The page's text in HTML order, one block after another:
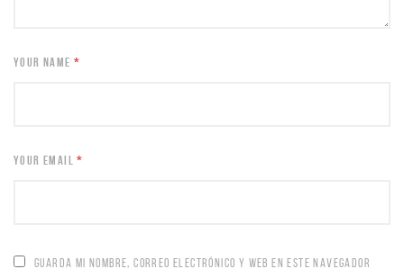
YOUR NAME*
YOUR EMAIL*
GUARDA MI NOMBRE, CORREO ELECTRÓNICO Y WEB EN ESTE NAVEGADOR